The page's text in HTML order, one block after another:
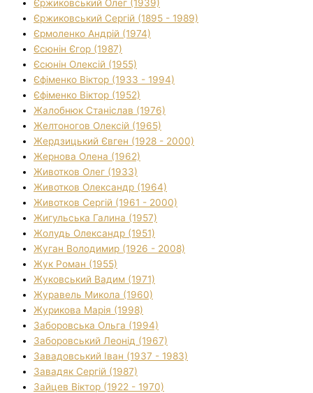
Єржиковський Олег (1939)
Єржиковський Сергій (1895 - 1989)
Єрмоленко Андрій (1974)
Єсюнін Єгор (1987)
Єсюнін Олексій (1955)
Єфіменко Віктор (1933 - 1994)
Єфіменко Віктор (1952)
Жалобнюк Станіслав (1976)
Желтоногов Олексій (1965)
Жердзицький Євген (1928 - 2000)
Жернова Олена (1962)
Животков Олег (1933)
Животков Олександр (1964)
Животков Сергій (1961 - 2000)
Жигульська Галина (1957)
Жолудь Олександр (1951)
Жуган Володимир (1926 - 2008)
Жук Роман (1955)
Жуковський Вадим (1971)
Журавель Микола (1960)
Журикова Марія (1998)
Заборовська Ольга (1994)
Заборовський Леонід (1967)
Завадовський Іван (1937 - 1983)
Завадяк Сергій (1987)
Зайцев Віктор (1922 - 1970)